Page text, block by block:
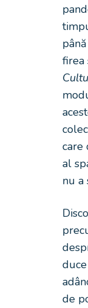
firea
care
al
nu a
de